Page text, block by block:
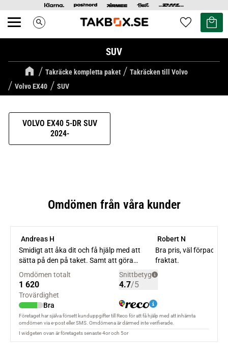
Meny search Favoriter
Kundvagn
SUV
Takräcke kompletta paket
Takräcken till Volvo
Volvo EX40
SUV
VOLVO EX40 5-DR SUV
2024-